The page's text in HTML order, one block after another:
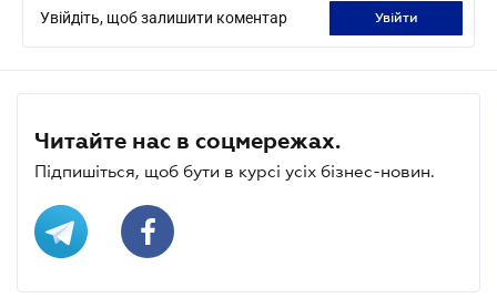
Увійдіть, щоб залишити коментар увійти
Читайте нас в соцмережах.
Підпишіться, щоб бути в курсі усіх бізнес-новин.